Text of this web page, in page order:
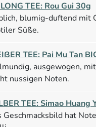
TEE: Rou Gui 30g
blumig-duftend mit
Süße.
TEE: Pai Mu Tan
ausgewogen,
nussigen Noten.
TEE: Simao Huang
Geschmacksbild hat